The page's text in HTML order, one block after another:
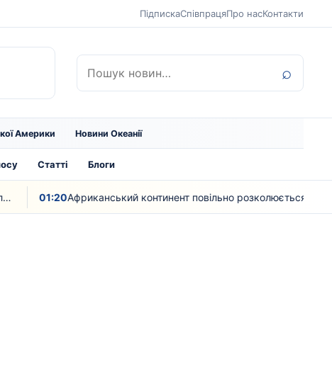
ПідпискаСпівпрацяПро насКонтакти
⌕
Америки Новини Океанії
Статті Блоги
01:20Африканський континент повільно розколюється – вчені